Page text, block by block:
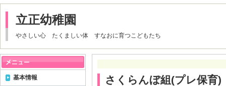
立正幼稚園
やさしい心 たくましい体 すなおに育つこどもたち
さくらんぼ組(プレ保育
基本情報